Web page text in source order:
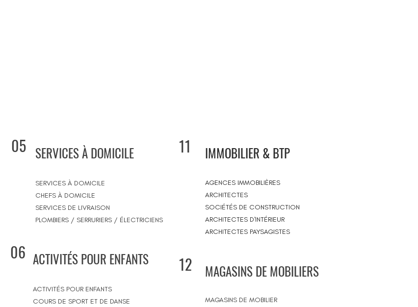
05 SERVICES À DOMICILE
SERVICES À DOMICILE
CHEFS À DOMICILE
SERVICES DE LIVRAISON
PLOMBIERS / SERRURIERS / ÉLECTRICIENS
11 IMMOBILIER & BTP
AGENCES IMMOBILIÈRES
ARCHITECTES
SOCIÉTÉS DE CONSTRUCTION
ARCHITECTES D'INTÉRIEUR
ARCHITECTES PAYSAGISTES
06 ACTIVITÉS POUR ENFANTS
ACTIVITÉS POUR ENFANTS
COURS DE SPORT ET DE DANSE
12 MAGASINS DE MOBILIERS
MAGASINS DE MOBILIER